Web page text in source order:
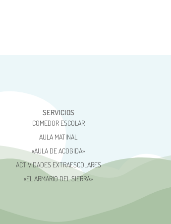
SERVICIOS
COMEDOR ESCOLAR
AULA MATINAL
«AULA DE ACOGIDA»
ACTIVIDADES EXTRAESCOLARES
«EL ARMARIO DEL SIERRA»